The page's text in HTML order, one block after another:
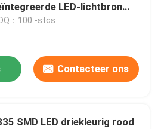
LED-lichtbron
spectrotherapie
：100 -stcs
Contacteer ons
SMD LED driekleurig rood